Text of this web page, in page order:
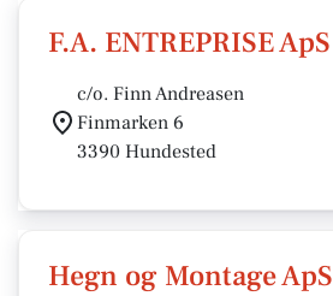
F.A. ENTREPRISE ApS
c/o. Finn Andreasen
Finmarken 6
3390 Hundested
Hegn og Montage ApS